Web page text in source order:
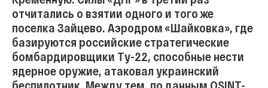
отчитались о взятии одного и того же
поселка Зайцево. Аэродром «Шайковка», где
базируются российские стратегические
бомбардировщики Ту-22, способные нести
ядерное оружие, атаковал украинский
беспилотник. Между тем, по данным OSINT-